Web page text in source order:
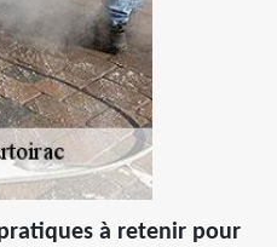
à retenir pour